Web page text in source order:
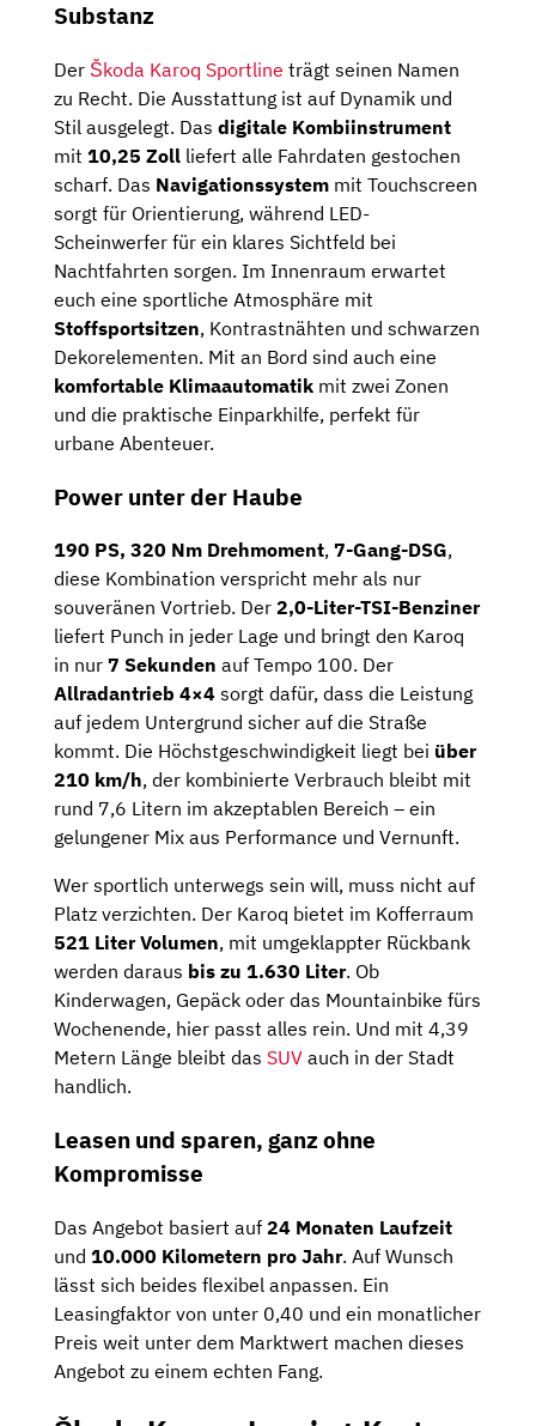
Substanz
Der Škoda Karoq Sportline trägt seinen Namen
zu Recht. Die Ausstattung ist auf Dynamik und
Stil ausgelegt. Das digitale Kombiinstrument
mit 10,25 Zoll liefert alle Fahrdaten gestochen
scharf. Das Navigationssystem mit Touchscreen
sorgt für Orientierung, während LED-
Scheinwerfer für ein klares Sichtfeld bei
Nachtfahrten sorgen. Im Innenraum erwartet
euch eine sportliche Atmosphäre mit
Stoffsportsitzen, Kontrastnähten und schwarzen
Dekorelementen. Mit an Bord sind auch eine
komfortable Klimaautomatik mit zwei Zonen
und die praktische Einparkhilfe, perfekt für
urbane Abenteuer.
Power unter der Haube
190 PS, 320 Nm Drehmoment, 7-Gang-DSG,
diese Kombination verspricht mehr als nur
souveränen Vortrieb. Der 2,0-Liter-TSI-Benziner
liefert Punch in jeder Lage und bringt den Karoq
in nur 7 Sekunden auf Tempo 100. Der
Allradantrieb 4×4 sorgt dafür, dass die Leistung
auf jedem Untergrund sicher auf die Straße
kommt. Die Höchstgeschwindigkeit liegt bei über
210 km/h, der kombinierte Verbrauch bleibt mit
rund 7,6 Litern im akzeptablen Bereich – ein
gelungener Mix aus Performance und Vernunft.
Wer sportlich unterwegs sein will, muss nicht auf
Platz verzichten. Der Karoq bietet im Kofferraum
521 Liter Volumen, mit umgeklappter Rückbank
werden daraus bis zu 1.630 Liter. Ob
Kinderwagen, Gepäck oder das Mountainbike fürs
Wochenende, hier passt alles rein. Und mit 4,39
Metern Länge bleibt das SUV auch in der Stadt
handlich.
Leasen und sparen, ganz ohne
Kompromisse
Das Angebot basiert auf 24 Monaten Laufzeit
und 10.000 Kilometern pro Jahr. Auf Wunsch
lässt sich beides flexibel anpassen. Ein
Leasingfaktor von unter 0,40 und ein monatlicher
Preis weit unter dem Marktwert machen dieses
Angebot zu einem echten Fang.